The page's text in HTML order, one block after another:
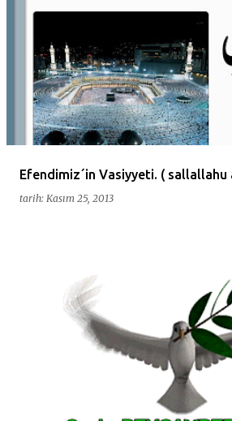
Efendimiz´in Vasiyyeti. ( sallallahu
tarih: Kasım 25, 2013